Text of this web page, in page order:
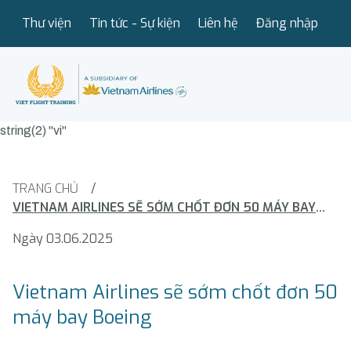
Thư viện Tin tức - Sự kiện Liên hệ Đăng nhập
string(2) "vi"
TRANG CHỦ
/
VIETNAM AIRLINES SẼ SỚM CHỐT ĐƠN 50 MÁY BAY BOEING
Ngày 03.06.2025
Vietnam Airlines sẽ sớm chốt đơn 50
máy bay Boeing